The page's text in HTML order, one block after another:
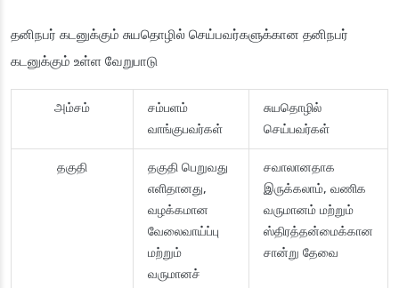
தனிநபர் கடனுக்கும் சுயதொழில் செய்பவர்களுக்கான தனிநபர்
கடனுக்கும் உள்ள வேறுபாடு
அம்சம்
சம்பளம்
வாங்குபவர்கள்
சுயதொழில்
செய்பவர்கள்
தகுதி
தகுதி பெறுவது
எளிதானது,
வழக்கமான
வேலைவாய்ப்பு
மற்றும்
வருமானச்
சவாலானதாக
இருக்கலாம், வணிக
வருமானம் மற்றும்
ஸ்திரத்தன்மைக்கான
சான்று தேவை